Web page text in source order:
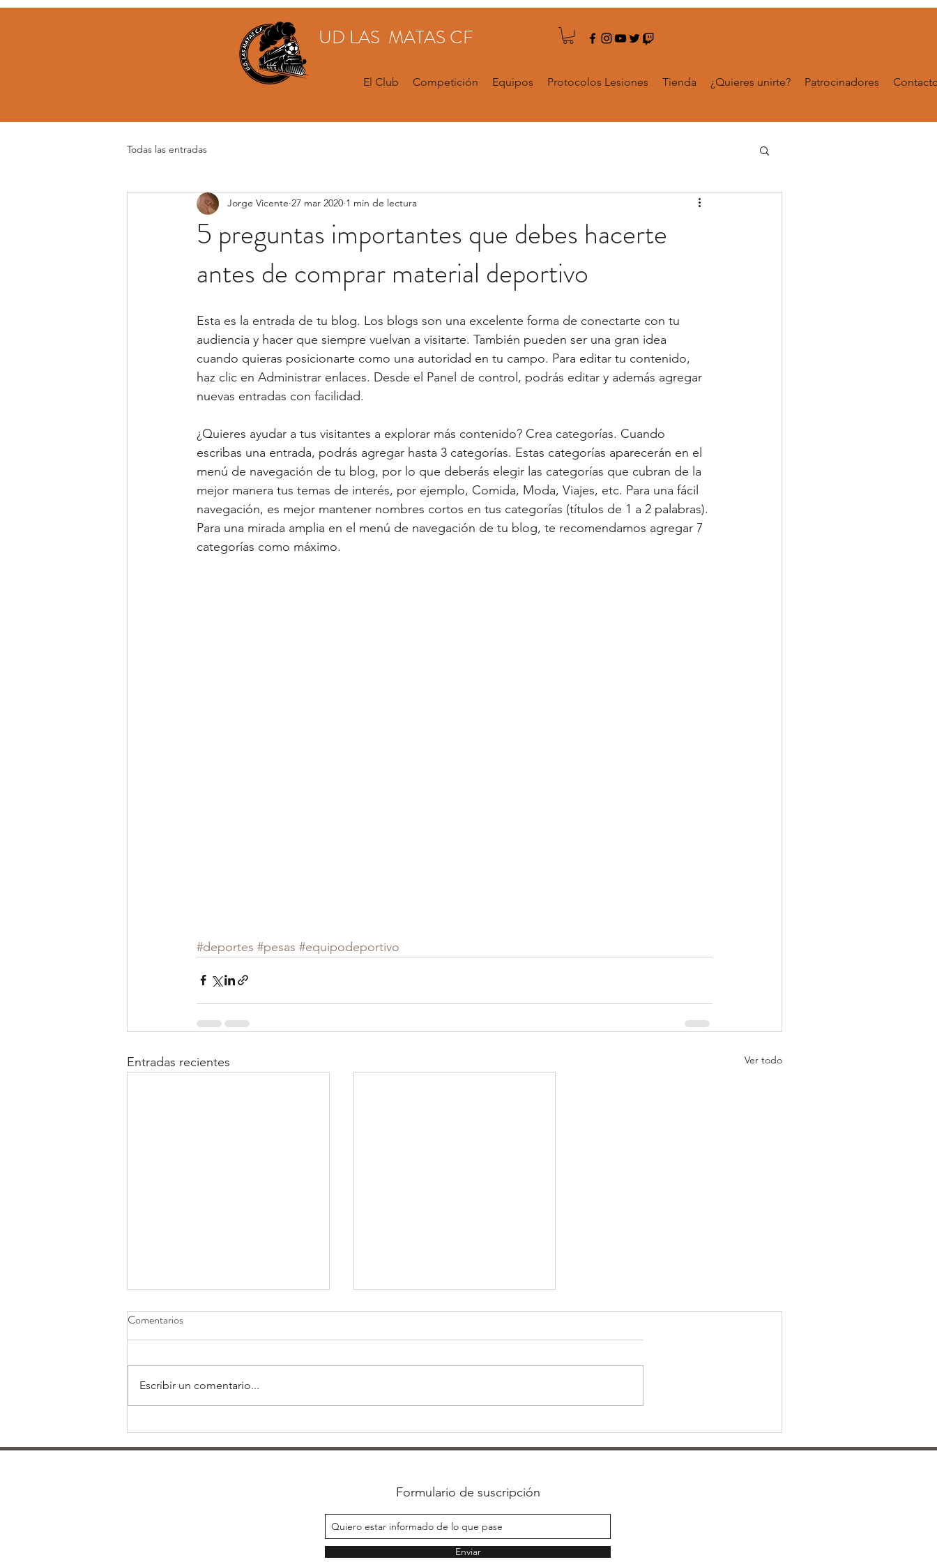
UD LAS MATAS CF
El Club Competición Equipos Protocolos Lesiones Tienda ¿Quieres unirte? Patrocinadores
Todas las entradas
5 preguntas importantes que debes hacerte
antes de comprar material deportivo
Jorge Vicente 27 mar 2020 1 min de lectura
Esta es la entrada de tu blog. Los blogs son una excelente forma de conectarte con tu
audiencia y hacer que siempre vuelvan a visitarte. También pueden ser una gran idea
cuando quieras posicionarte como una autoridad en tu campo. Para editar tu contenido,
haz clic en Administrar enlaces. Desde el Panel de control, podrás editar y además agregar
nuevas entradas con facilidad.
¿Quieres ayudar a tus visitantes a explorar más contenido? Crea categorías. Cuando
escribas una entrada, podrás agregar hasta 3 categorías. Estas categorías aparecerán en el
menú de navegación de tu blog, por lo que deberás elegir las categorías que cubran de la
mejor manera tus temas de interés, por ejemplo, Comida, Moda, Viajes, etc. Para una fácil
navegación, es mejor mantener nombres cortos en tus categorías (títulos de 1 a 2 palabras).
Para una mirada amplia en el menú de navegación de tu blog, te recomendamos agregar 7
categorías como máximo.
#deportes #pesas #equipodeportivo
Entradas recientes Ver todo
10 formas de mantenerte activo
este verano
Cómo preparar tu rutina de
ejercicios
Comentarios
Escribir un comentario...
Formulario de suscripción
Enviar